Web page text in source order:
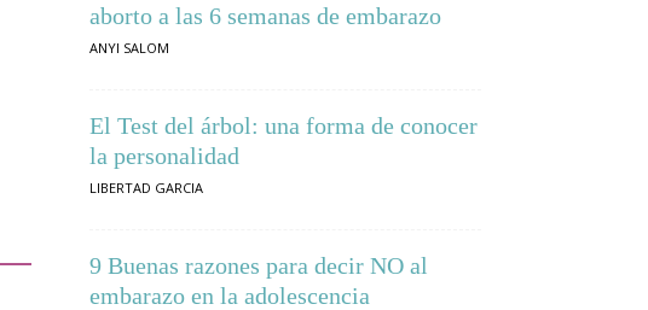
aborto a las 6 semanas de embarazo
ANYI SALOM
El Test del árbol: una forma de conocer
la personalidad
LIBERTAD GARCIA
9 Buenas razones para decir NO al
embarazo en la adolescencia